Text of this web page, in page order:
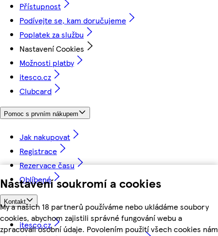
Nastavení soukromí a cookies
My a našich 18 partnerů používáme nebo ukládáme soubory
cookies, abychom zajistili správné fungování webu a
zpracovali osobní údaje. Povolením použití všech cookies nám
Přístupnost
Podívejte se, kam doručujeme
Poplatek za službu
Nastavení Cookies
Možnosti platby
itesco.cz
Clubcard
Pomoc s prvním nákupem
Jak nakupovat
Registrace
Rezervace času
Oblíbené
Kontakt
itesco.cz